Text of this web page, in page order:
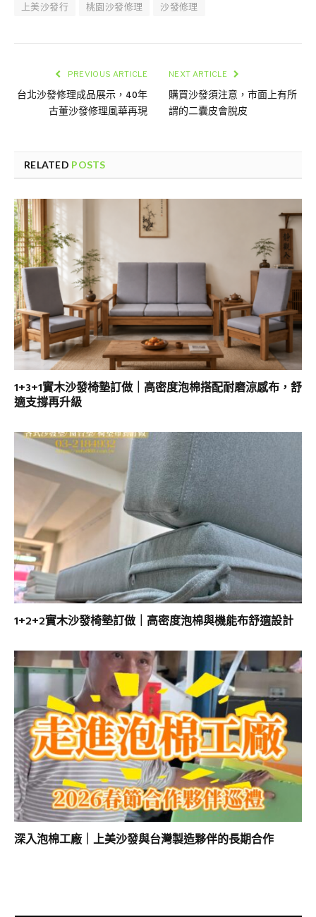
上美沙發行 桃園沙發修理 沙發修理
PREVIOUS ARTICLE
台北沙發修理成品展示，40年
古董沙發修理風華再現
NEXT ARTICLE
購買沙發須注意，市面上有所
謂的二囊皮會脫皮
RELATED POSTS
1+3+1實木沙發椅墊訂做｜高密度泡棉搭配耐磨涼感布，舒
適支撐再升級
1+2+2實木沙發椅墊訂做｜高密度泡棉與機能布舒適設計
深入泡棉工廠｜上美沙發與台灣製造夥伴的長期合作